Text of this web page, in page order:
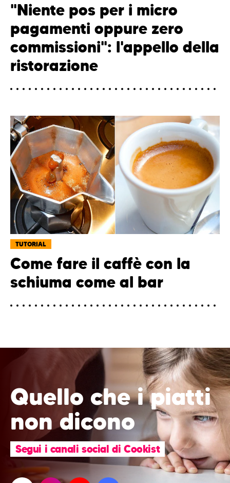
"Niente pos per i micro
pagamenti oppure zero
commissioni": l'appello della
ristorazione
TUTORIAL
Come fare il caffè con la
schiuma come al bar
Quello che i piatti
non dicono
Segui i canali social di Cookist